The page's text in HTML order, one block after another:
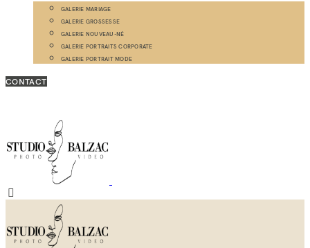
GALERIE MARIAGE
GALERIE GROSSESSE
GALERIE NOUVEAU-NÉ
GALERIE PORTRAITS CORPORATE
GALERIE PORTRAIT MODE
CONTACT